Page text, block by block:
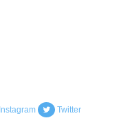
Instagram Twitter